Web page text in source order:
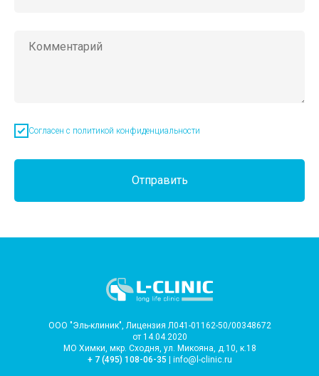
Согласен с политикой конфиденциальности
Отправить
ООО "Эль-клиник", Лицензия Л041-01162-50/00348672
от 14.04.2020
МО Химки, мкр. Сходня, ул. Микояна, д.10, к.18
+ 7 (495) 108-06-35 | info@l-clinic.ru